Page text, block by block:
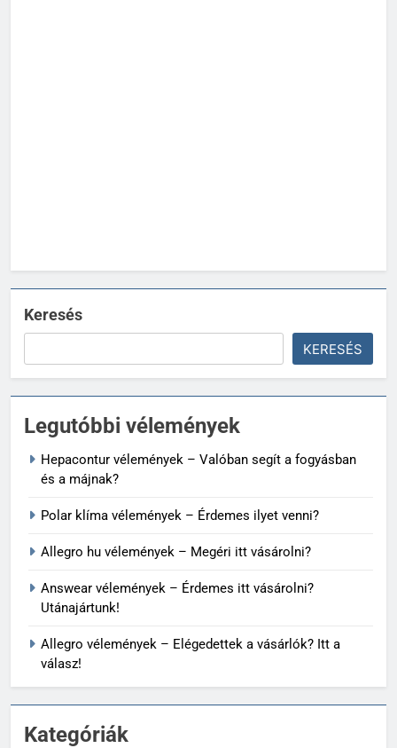
Keresés
KERESÉS
Legutóbbi vélemények
Hepacontur vélemények – Valóban segít a fogyásban
és a májnak?
Polar klíma vélemények – Érdemes ilyet venni?
Allegro hu vélemények – Megéri itt vásárolni?
Answear vélemények – Érdemes itt vásárolni?
Utánajártunk!
Allegro vélemények – Elégedettek a vásárlók? Itt a
válasz!
Kategóriák